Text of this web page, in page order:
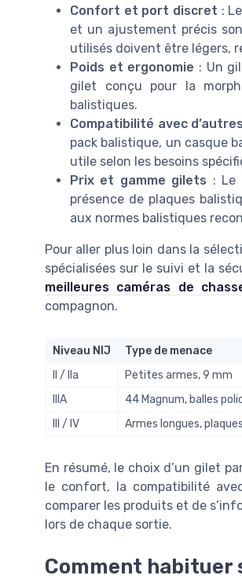
Confort et port discret :
et un ajustement précis
utilisés doivent être légers,
Poids et ergonomie : Un
gilet conçu pour la
balistiques.
Compatibilité avec
pack balistique, un casque
utile selon les besoins
Prix et gamme gilets : Le
présence de plaques
aux normes balistiques
Pour aller plus loin dans la
spécialisées sur le suivi et la
meilleures caméras de
compagnon.
Niveau NIJ Type de menace
II / IIa
Petites armes, 9 mm
IIIA
44 Magnum, balles
III / IV
Armes longues,
En résumé, le choix d’un gilet
le confort, la compatibilité
comparer les produits et de
lors de chaque sortie.
Comment habituer